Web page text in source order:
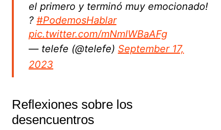
el primero y terminó muy emocionado!
? #PodemosHablar
pic.twitter.com/mNmlWBaAFg
— telefe (@telefe) September 17,
2023
Reflexiones sobre los
desencuentros